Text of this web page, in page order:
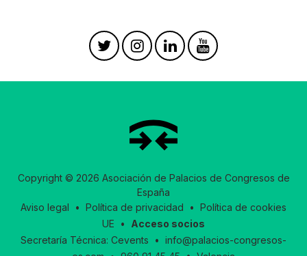
Copyright © 2026 Asociación de Palacios de Congresos de
España
Aviso legal • Política de privacidad • Política de cookies
UE • Acceso socios
Secretaría Técnica: Cevents • info@palacios-congresos-